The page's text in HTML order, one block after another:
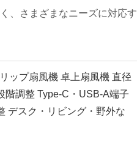
、さまざまなニーズに対応す
ップ扇風機 卓上扇風機 直径
階調整 Type-C・USB-A端子
デスク・リビング・野外な